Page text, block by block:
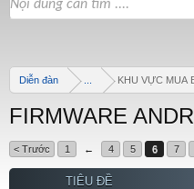
Diễn đàn KHU VỰC MUA
FIRMWARE
< Trước 1 ← 4 5 6 7
TIÊU ĐỀ